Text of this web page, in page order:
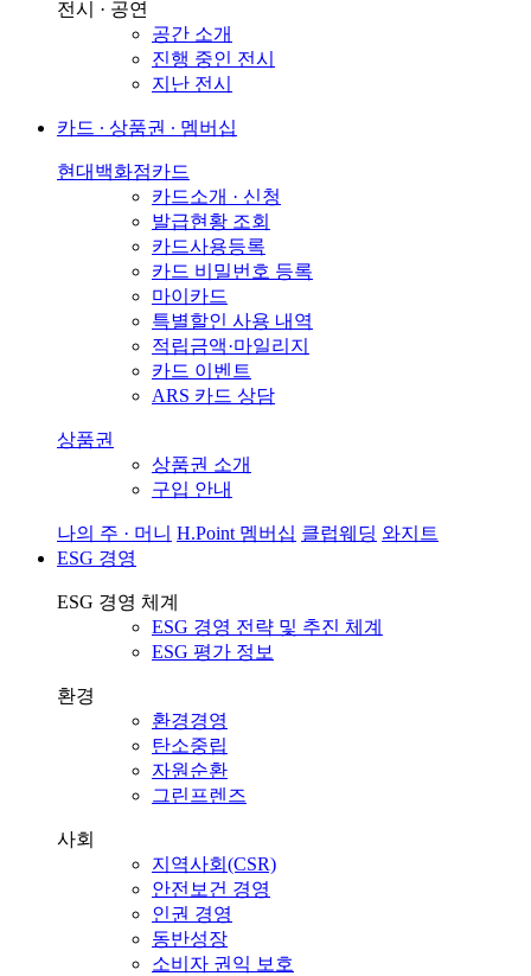
전시 · 공연
공간 소개
진행 중인 전시
지난 전시
카드 ∙ 상품권 ∙ 멤버십
현대백화점카드
카드소개 · 신청
발급현황 조회
카드사용등록
카드 비밀번호 등록
마이카드
특별할인 사용 내역
적립금액·마일리지
카드 이벤트
ARS 카드 상담
상품권
상품권 소개
구입 안내
나의 주 · 머니 H.Point 멤버십 클럽웨딩 와지트
ESG 경영
ESG 경영 체계
ESG 경영 전략 및 추진 체계
ESG 평가 정보
환경
환경경영
탄소중립
자원순환
그린프렌즈
사회
지역사회(CSR)
안전보건 경영
인권 경영
동반성장
소비자 권익 보호